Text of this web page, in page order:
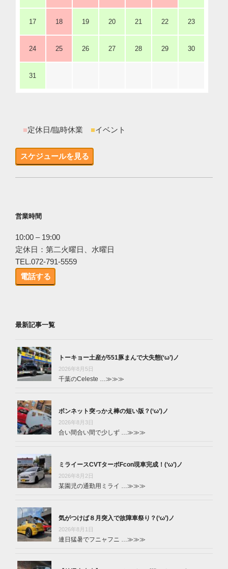
17 18 19 20 21 22 23
24 25 26 27 28 29 30
31
■定休日/臨時休業 ■イベント
スケジュールを見る
営業時間
10:00 – 19:00
定休日：第二火曜日、水曜日
TEL.072-791-5559
電話する
最新記事一覧
トーキョー土産が551豚まんで大失態(‘ω’)ノ
2026年8月5日
千葉のCeleste … ≫≫≫
ボンネット突っかえ棒の短い版？(‘ω’)ノ
2026年8月3日
合い間合い間で少しず … ≫≫≫
ミライースCVTターボFcon現車完成！(‘ω’)ノ
2026年8月2日
某園児の通勤用ミライ … ≫≫≫
気がつけば８月突入で故障車祭り？(‘ω’)ノ
2026年8月1日
連日猛暑でフニャフニ … ≫≫≫